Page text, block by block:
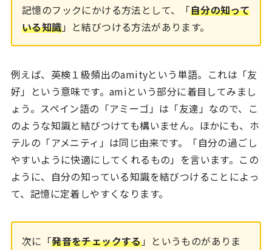
記憶のフックにかける方法として、「自分の知って
いる知識」と結びつける方法があります。
例えば、英検１級頻出のamityという単語。これは「友
好」という意味です。amiという部分に着目してみまし
ょう。スペイン語の「アミーゴ」は「友達」なので、こ
のような知識と結びつけても構いません。ほかにも、ホ
テルの「アメニティ」は同じ由来です。「自分の過ごし
やすいように快適にしてくれるもの」を言います。この
ように、自分の知っている知識を結びつけることによっ
て、記憶に定着しやすくなります。
次に「発音をチェックする」というものがありま